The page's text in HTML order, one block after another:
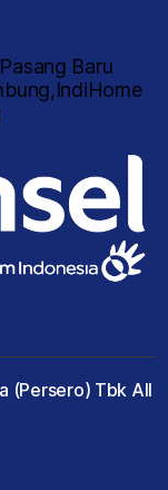
(Persero) Tbk All